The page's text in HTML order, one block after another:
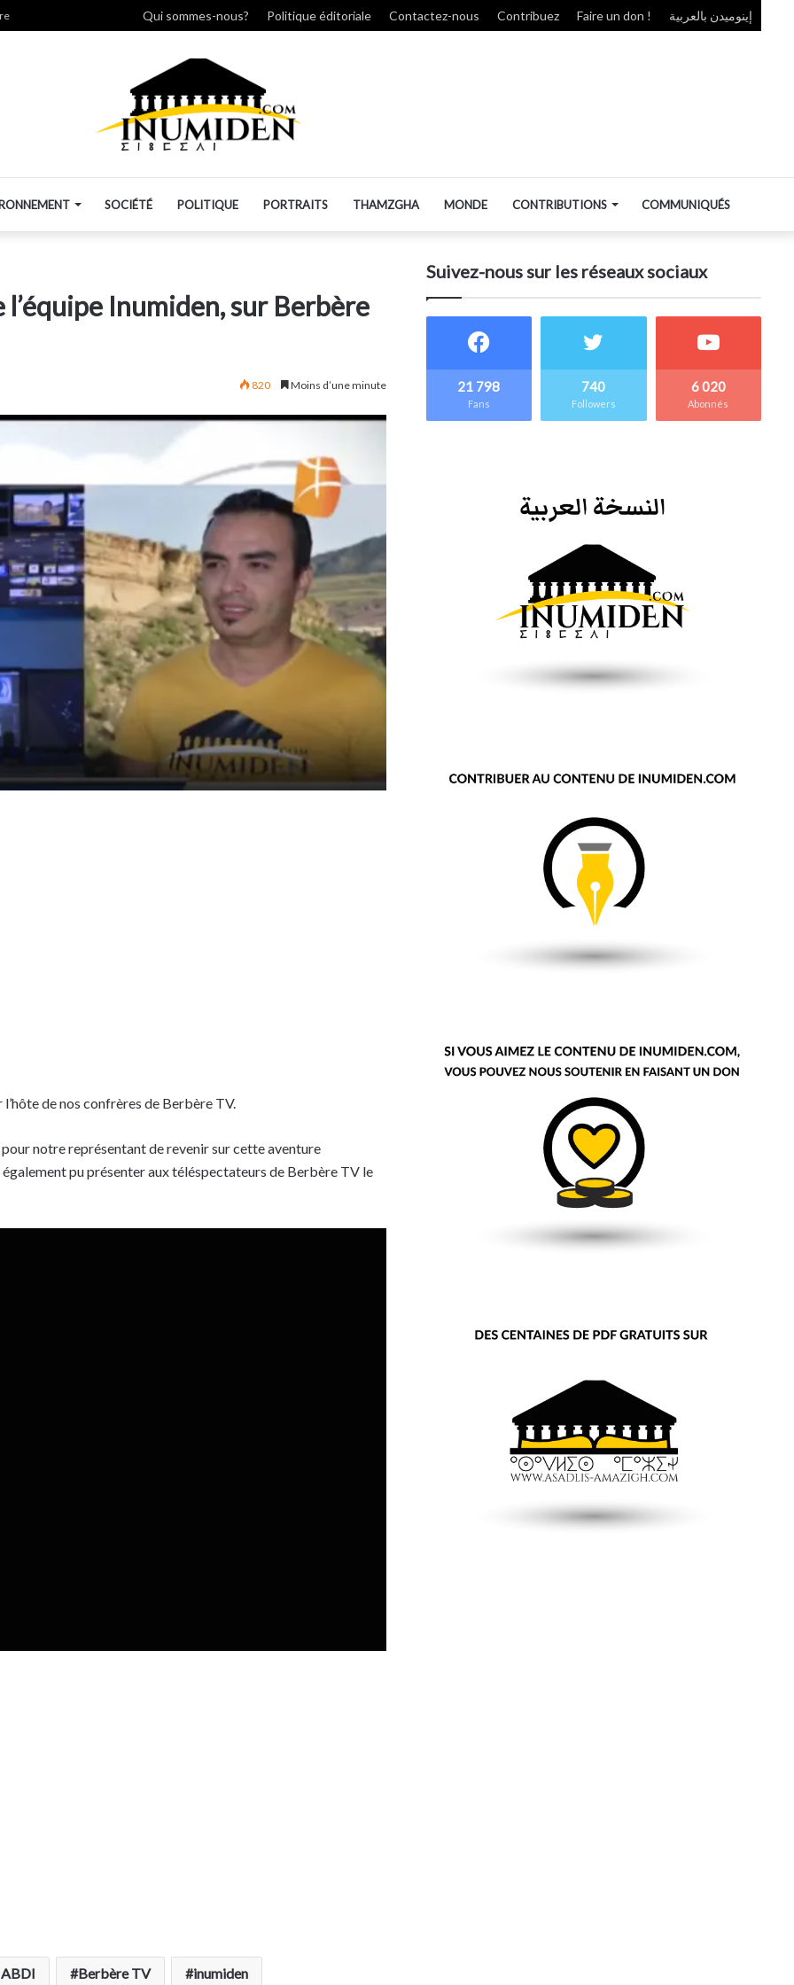
Qui sommes-nous? Politique éditoriale Contactez-nous Contribuez Faire un don ! إينوميدن بالعربية
SOCIÉTÉ POLITIQUE PORTRAITS THAMZGHA MONDE CONTRIBUTIONS COMMUNIQUÉS
Inumiden, sur Berbère
820 Moins d’une minute
de nos confrères de Berbère TV.
notre représentant de revenir sur cette aventure
pu présenter aux téléspectateurs de Berbère TV le
Berbère TV inumiden
Suivez-nous sur les réseaux sociaux
21 798
Fans
740
Followers
6 020
Abonnés